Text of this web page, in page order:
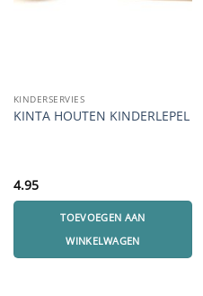
KINDERSERVIES
KINTA HOUTEN KINDERLEPEL
4.95
TOEVOEGEN AAN
WINKELWAGEN